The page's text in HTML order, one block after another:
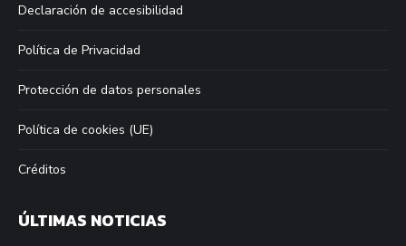
Declaración de accesibilidad
Política de Privacidad
Protección de datos personales
Política de cookies (UE)
Créditos
ÚLTIMAS NOTICIAS